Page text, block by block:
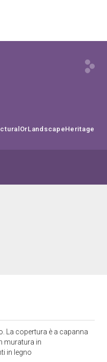
La copertura è a capanna
muratura in
in legno